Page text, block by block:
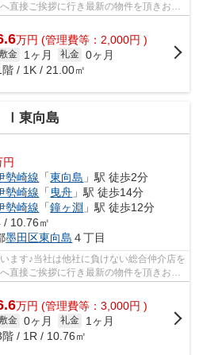
直接ご挨拶に行き最新の物件を頂きお客
万円 (管理費等：2,000円 )
金 1ヶ月 礼金 0ヶ月
階 / 1K / 21.00㎡
Ⅰ東向島
円
勢崎線 「東向島 」駅 徒歩2分
勢崎線 「 曳舟 」駅 徒歩14分
勢崎線 「鐘ヶ淵 」駅 徒歩12分
/ 10.76㎡
墨田区東向島 ４丁目
ます♪当社は他社に負けない総合仲介店を
直接ご挨拶に行き最新の物件を頂きお客
は...
万円 (管理費等：3,000円 )
金 0ヶ月 礼金
1ヶ月
階 / 1R / 10.76㎡